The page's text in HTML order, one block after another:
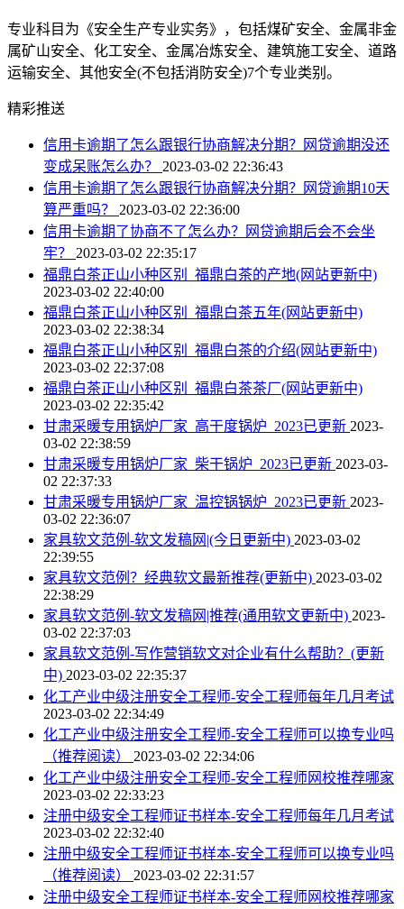
专业科目为《安全生产专业实务》，包括煤矿安全、金属非金
属矿山安全、化工安全、金属冶炼安全、建筑施工安全、道路
运输安全、其他安全(不包括消防安全)7个专业类别。
精彩推送
信用卡逾期了怎么跟银行协商解决分期？网贷逾期没还
变成呆账怎么办？ 2023-03-02 22:36:43
信用卡逾期了怎么跟银行协商解决分期？网贷逾期10天
算严重吗？ 2023-03-02 22:36:00
信用卡逾期了协商不了怎么办？网贷逾期后会不会坐
牢？ 2023-03-02 22:35:17
福鼎白茶正山小种区别_福鼎白茶的产地(网站更新中)
2023-03-02 22:40:00
福鼎白茶正山小种区别_福鼎白茶五年(网站更新中)
2023-03-02 22:38:34
福鼎白茶正山小种区别_福鼎白茶的介绍(网站更新中)
2023-03-02 22:37:08
福鼎白茶正山小种区别_福鼎白茶茶厂(网站更新中)
2023-03-02 22:35:42
甘肃采暖专用锅炉厂家_高干度锅炉_2023已更新 2023-
03-02 22:38:59
甘肃采暖专用锅炉厂家_柴干锅炉_2023已更新 2023-03-
02 22:37:33
甘肃采暖专用锅炉厂家_温控锅锅炉_2023已更新 2023-
03-02 22:36:07
家具软文范例-软文发稿网|(今日更新中) 2023-03-02
22:39:55
家具软文范例？经典软文最新推荐(更新中) 2023-03-02
22:38:29
家具软文范例-软文发稿网|推荐(通用软文更新中) 2023-
03-02 22:37:03
家具软文范例-写作营销软文对企业有什么帮助？(更新
中) 2023-03-02 22:35:37
化工产业中级注册安全工程师-安全工程师每年几月考试
2023-03-02 22:34:49
化工产业中级注册安全工程师-安全工程师可以换专业吗
（推荐阅读） 2023-03-02 22:34:06
化工产业中级注册安全工程师-安全工程师网校推荐哪家
2023-03-02 22:33:23
注册中级安全工程师证书样本-安全工程师每年几月考试
2023-03-02 22:32:40
注册中级安全工程师证书样本-安全工程师可以换专业吗
（推荐阅读） 2023-03-02 22:31:57
注册中级安全工程师证书样本-安全工程师网校推荐哪家